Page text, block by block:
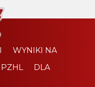
WYNIKI NA
PZHL
DLA